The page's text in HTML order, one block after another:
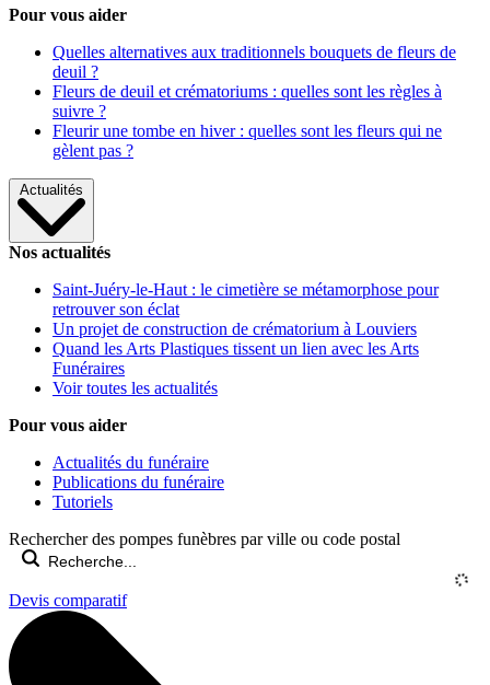
Pour vous aider
Quelles alternatives aux traditionnels bouquets de fleurs de
deuil ?
Fleurs de deuil et crématoriums : quelles sont les règles à
suivre ?
Fleurir une tombe en hiver : quelles sont les fleurs qui ne
gèlent pas ?
Actualités
Nos actualités
Saint-Juéry-le-Haut : le cimetière se métamorphose pour
retrouver son éclat
Un projet de construction de crématorium à Louviers
Quand les Arts Plastiques tissent un lien avec les Arts
Funéraires
Voir toutes les actualités
Pour vous aider
Actualités du funéraire
Publications du funéraire
Tutoriels
Rechercher des pompes funèbres par ville ou code postal
Devis comparatif